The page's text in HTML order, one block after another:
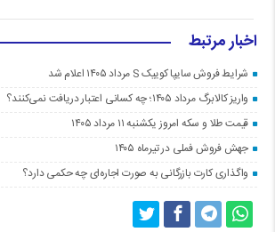
اخبار مرتبط
شرایط فروش سایپا کوییک S مرداد ۱۴۰۵ اعلام شد
واریز کالابرگ مرداد ۱۴۰۵؛ چه کسانی اعتبار دریافت نمی‌کنند؟
قیمت طلا و سکه امروز یکشنبه ۱۱ مرداد ۱۴۰۵
جهش فروش فملی در تیرماه ۱۴۰۵
واگذاری کارت بازرگانی به صورت اجاره‌ای چه حکمی دارد؟